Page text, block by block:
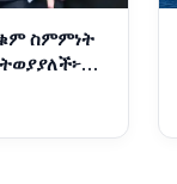
ስምምነት